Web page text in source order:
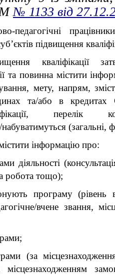
№ 1133 від
педагогічні
підвищення
кваліфікації
та повинна містити
мету, напрям,
та/або в
перелік
(загальні,
інформацію про:
діяльності
робота тощо);
програму (рівень
вчене звання,
(за
місцезнаходженням